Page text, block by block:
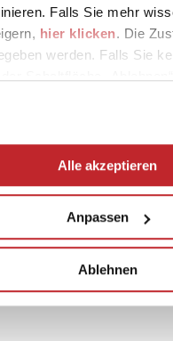
Falls Sie mehr
hier klicken. Die
werden. Falls Sie
Alle akzeptieren
Anpassen
Ablehnen